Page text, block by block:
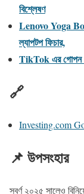
বিশ্লেষণ
Lenovo Yoga
ল্যাপটপ ফিচার,
TikTok এর গোপন
🔗
Investing.com
📌 উপসংহার
স্বর্ণ ২০২৫ সালেও